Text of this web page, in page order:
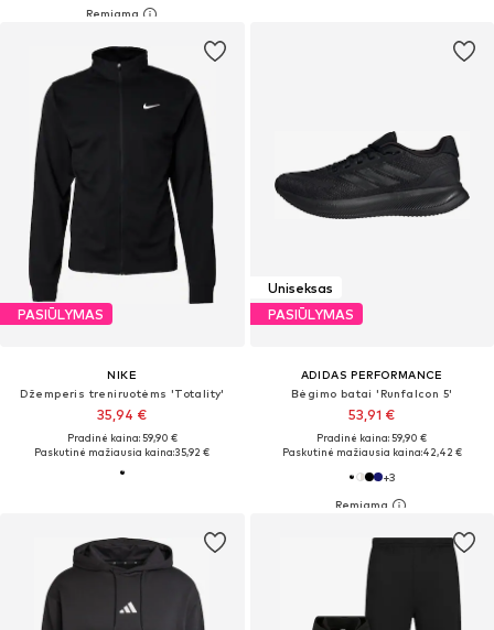
PASIŪLYMAS
NIKE
Džemperis treniruotėms 'Totality'
35,94 €
Pradinė kaina: 59,90 €
Paskutinė mažiausia kaina:35,92 €
Uniseksas
PASIŪLYMAS
ADIDAS PERFORMANCE
Bėgimo batai 'Runfalcon 5'
53,91 €
Pradinė kaina: 59,90 €
Paskutinė mažiausia kaina:42,42 €
+3